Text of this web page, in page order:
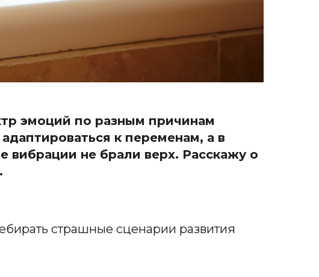
эмоций по разным причинам
к переменам, а в
вибрации не брали верх. Расскажу о
страшные сценарии развития